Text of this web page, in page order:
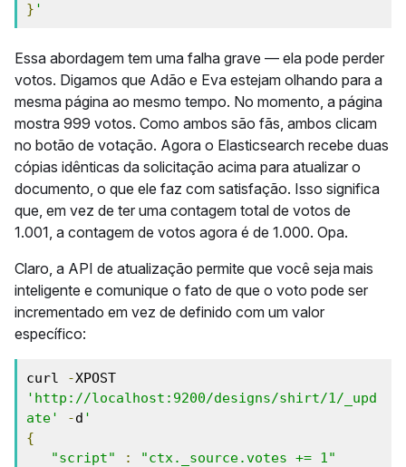
} '
Essa abordagem tem uma falha grave — ela pode perder
votos. Digamos que Adão e Eva estejam olhando para a
mesma página ao mesmo tempo. No momento, a página
mostra 999 votos. Como ambos são fãs, ambos clicam
no botão de votação. Agora o Elasticsearch recebe duas
cópias idênticas da solicitação acima para atualizar o
documento, o que ele faz com satisfação. Isso significa
que, em vez de ter uma contagem total de votos de
1.001, a contagem de votos agora é de 1.000. Opa.
Claro, a API de atualização permite que você seja mais
inteligente e comunique o fato de que o voto pode ser
incrementado em vez de definido com um valor
específico:
curl -
'http://localhost:9200/designs/shirt/1/_upd
ate'
-d '
{
"script"
:
"ctx._source.votes += 1"